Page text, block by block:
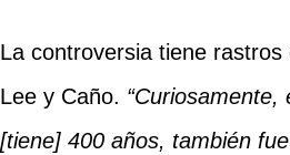
La controversia tiene rastros
Lee y Caño.
[tiene] 400 años, también